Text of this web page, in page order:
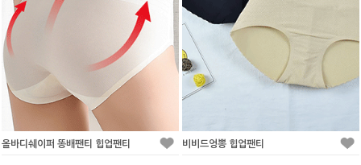
올바디쉐이퍼 똥배팬티 힙업팬티 비비드엉뽕 힙업팬티